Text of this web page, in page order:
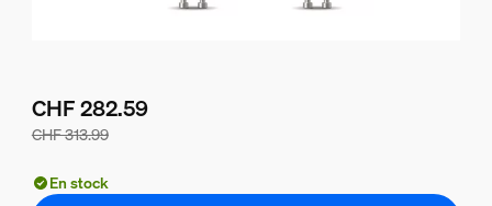
CHF 313.99
CHF 282.59
En stock